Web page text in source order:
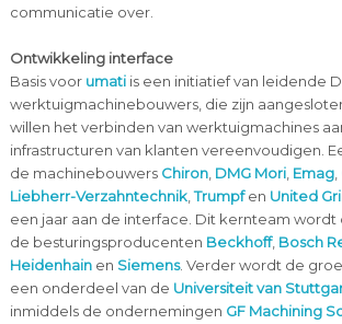
communicatie over.
Ontwikkeling interface
Basis voor umatiis een initiatief van leidende
werktuigmachinebouwers, die zijn
willen het verbinden van werktuigmachines
infrastructuren van klanten vereenvoudigen.
de machinebouwers Chiron, DMG Mori, Emag,
Liebherr-Verzahntechnik,Trumpfen United
een jaar aan de interface. Dit kernteam
de besturingsproducenten Beckhoff, Bosch
Heidenhainen Siemens. Verder wordt de
een onderdeel van de Universiteit van
inmiddels de ondernemingen GF Machining